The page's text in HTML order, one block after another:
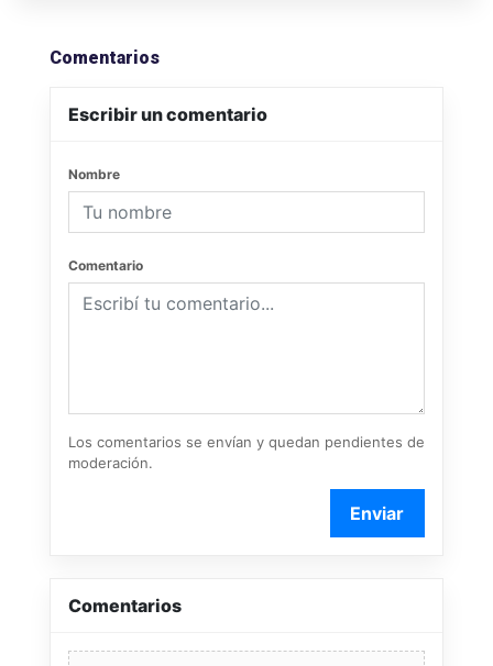
Comentarios
Escribir un comentario
Nombre
Comentario
Los comentarios se envían y quedan pendientes de
moderación.
Enviar
Comentarios